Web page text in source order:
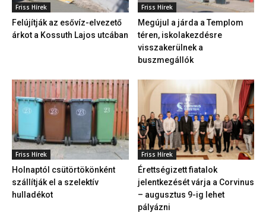
Friss Hírek
Felújítják az esővíz-elvezető
árkot a Kossuth Lajos utcában
Friss Hírek
Megújul a járda a Templom
téren, iskolakezdésre
visszakerülnek a
buszmegállók
Friss Hírek
Holnaptól csütörtökönként
szállítják el a szelektív
hulladékot
Friss Hírek
Érettségizett fiatalok
jelentkezését várja a Corvinus
– augusztus 9-ig lehet
pályázni